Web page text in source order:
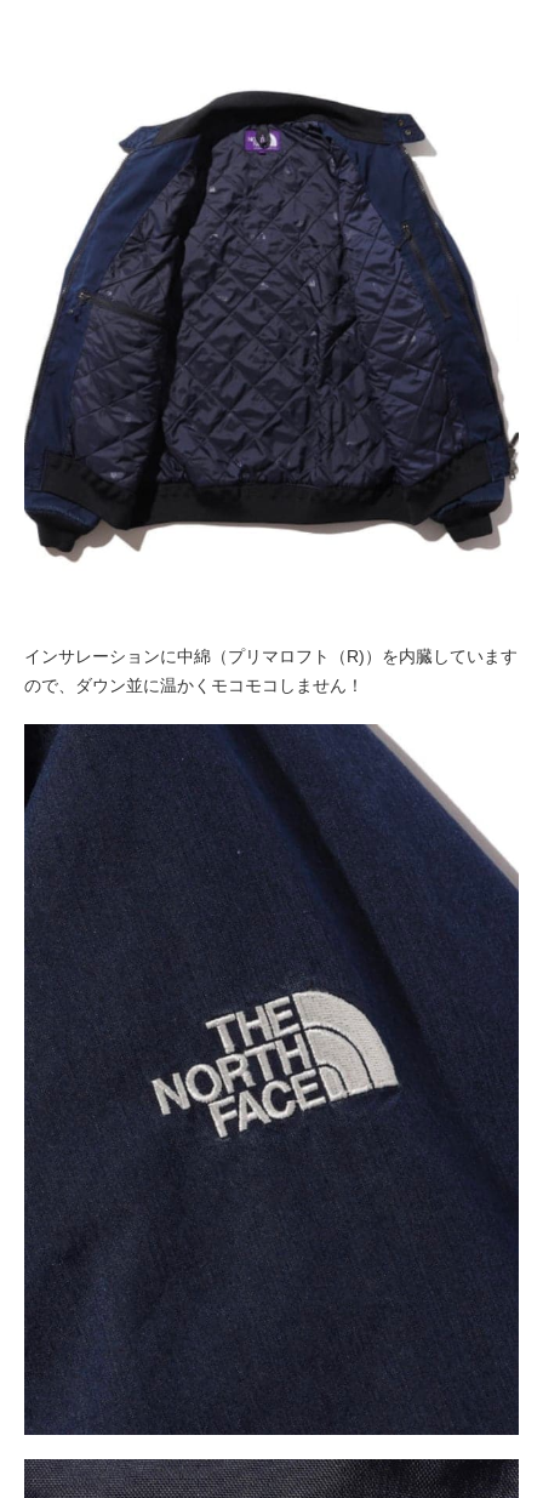
インサレーションに中綿（プリマロフト（R)）を内臓しています
ので、ダウン並に温かくモコモコしません！